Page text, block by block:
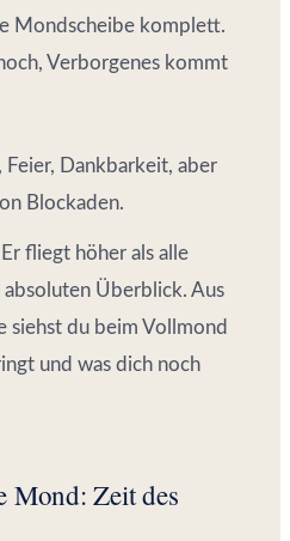
Mondscheibe komplett.
Verborgenes kommt
Feier, Dankbarkeit, aber
Blockaden.
Er fliegt höher als alle
Überblick. Aus
siehst du beim Vollmond
und was dich noch
Mond: Zeit des